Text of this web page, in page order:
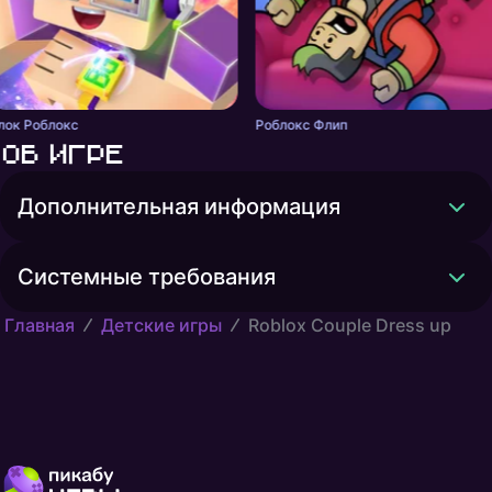
Роблокс Роблокс Флип
Об игре
Дополнительная информация
Системные требования
Главная Детские игры Roblox Couple Dress up